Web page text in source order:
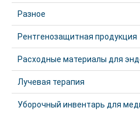
Разное
Рентгенозащитная продукция
Расходные материалы для
Лучевая терапия
Уборочный инвентарь для